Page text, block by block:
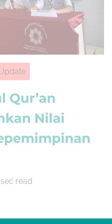
Qur’an
Nilai
read